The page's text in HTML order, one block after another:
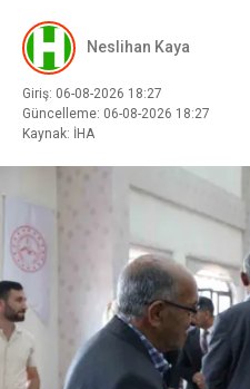
Neslihan Kaya
Giriş: 06-08-2026 18:27
Güncelleme: 06-08-2026 18:27
Kaynak: İHA